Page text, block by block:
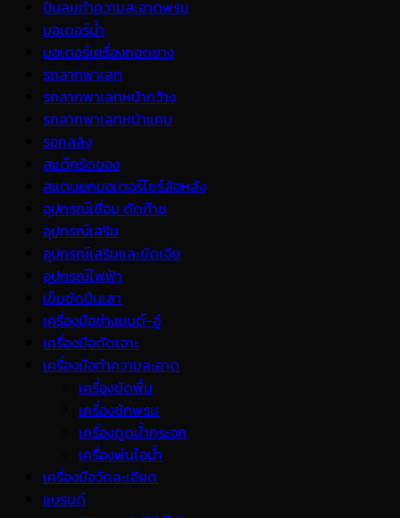
ปืนลมทำความสะอาดพรม
มอเตอร์น้ำ
มอเตอร์เครื่องถอดยาง
รถลากพาเลท
รถลากพาเลทหน้ากว้าง
รถลากพาเลทหน้าแคบ
รอกสลิง
สแต๊กรัดของ
สแตนยกมอเตอร์ไซร์ล้อหลัง
อุปกรณ์เชื่อม ตัดก๊าซ
อุปกรณ์เสริม
อุปกรณ์เสริมและขัดเจีย
อุปกรณ์ไฟฟ้า
เข็มขัดปีนเสา
เครื่องมือช่างยนต์-อู่
เครื่องมือตัดเจาะ
เครื่องมือทำความสะอาด
เครื่องขัดพื้น
เครื่องซักพรม
เครื่องดูดน้ำกระจก
เครื่องพ่นไอน้ำ
เครื่องมือวัดละเอียด
แบรนด์